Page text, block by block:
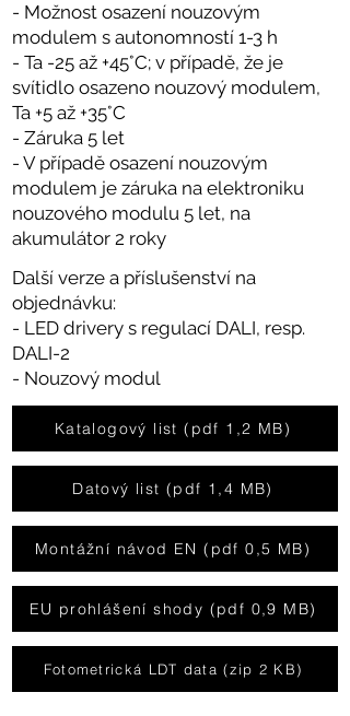
- Možnost osazení nouzovým
modulem s autonomností 1-3 h
- Ta -25 až +45°C; v případě, že je
svítidlo osazeno nouzový modulem,
Ta +5 až +35°C
- Záruka 5 let
- V případě osazení nouzovým
modulem je záruka na elektroniku
nouzového modulu 5 let, na
akumulátor 2 roky
Další verze a příslušenství na
objednávku:
- LED drivery s regulací DALI, resp.
DALI-2
- Nouzový modul
Katalogový list (pdf 1,2 MB)
Datový list (pdf 1,4 MB)
Montážní návod EN (pdf 0,5 MB)
EU prohlášení shody (pdf 0,9 MB)
Fotometrická LDT data (zip 2 KB)